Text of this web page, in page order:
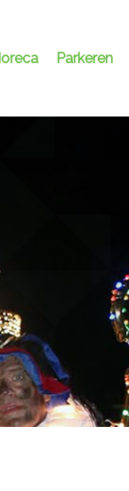
Parkeren